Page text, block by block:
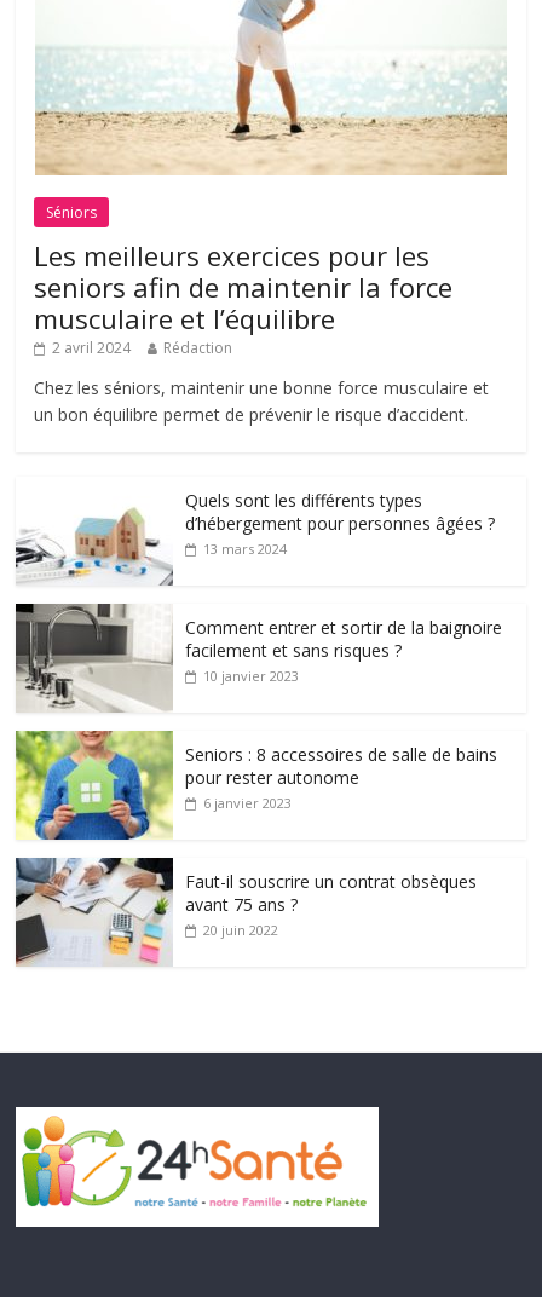
Séniors
Les meilleurs exercices pour les
seniors afin de maintenir la force
musculaire et l’équilibre
2 avril 2024 Rédaction
Chez les séniors, maintenir une bonne force musculaire et
un bon équilibre permet de prévenir le risque d’accident.
Quels sont les différents types
d’hébergement pour personnes âgées ?
13 mars 2024
Comment entrer et sortir de la baignoire
facilement et sans risques ?
10 janvier 2023
Seniors : 8 accessoires de salle de bains
pour rester autonome
6 janvier 2023
Faut-il souscrire un contrat obsèques
avant 75 ans ?
20 juin 2022